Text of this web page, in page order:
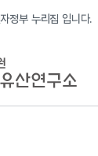
정부 누리집 입니다.
여문화유